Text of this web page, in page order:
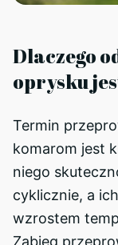
Dlaczego
oprysku
Termin
komarom jest
niego
cyklicznie, a
wzrostem
Zabieg